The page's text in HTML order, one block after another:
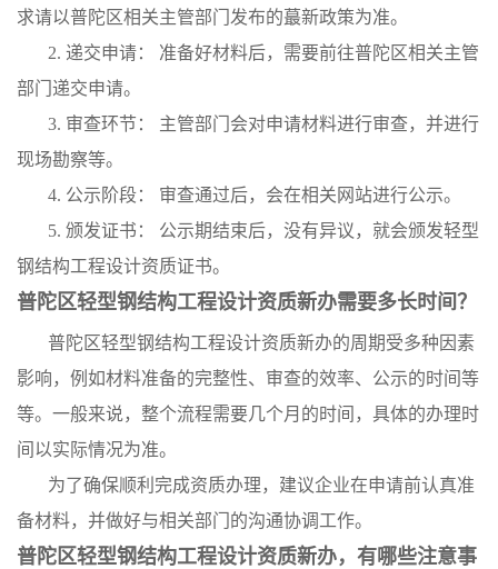
求请以普陀区相关主管部门发布的蕞新政策为准。
2. 递交申请： 准备好材料后，需要前往普陀区相关主管
部门递交申请。
3. 审查环节： 主管部门会对申请材料进行审查，并进行
现场勘察等。
4. 公示阶段： 审查通过后，会在相关网站进行公示。
5. 颁发证书： 公示期结束后，没有异议，就会颁发轻型
钢结构工程设计资质证书。
普陀区轻型钢结构工程设计资质新办需要多长时间？
普陀区轻型钢结构工程设计资质新办的周期受多种因素
影响，例如材料准备的完整性、审查的效率、公示的时间等
等。一般来说，整个流程需要几个月的时间，具体的办理时
间以实际情况为准。
为了确保顺利完成资质办理，建议企业在申请前认真准
备材料，并做好与相关部门的沟通协调工作。
普陀区轻型钢结构工程设计资质新办，有哪些注意事